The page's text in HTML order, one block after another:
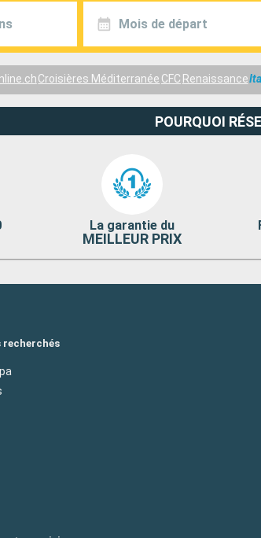
Mois de départ
Croisières Méditerranée CFC Renaissance
POURQUOI
La garantie du
MEILLEUR PRIX
recherchés